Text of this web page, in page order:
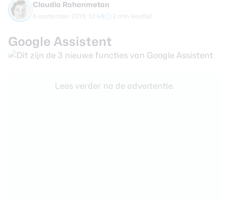
Claudia Rahanmetan
6 september 2019, 12:46 2 min leestijd
Google Assistent
Lees verder na de advertentie.